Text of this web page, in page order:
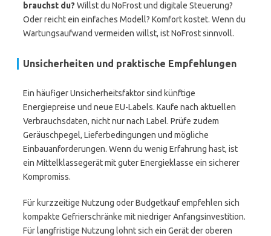
brauchst du? Willst du NoFrost und digitale Steuerung?
Oder reicht ein einfaches Modell? Komfort kostet. Wenn du
Wartungsaufwand vermeiden willst, ist NoFrost sinnvoll.
Unsicherheiten und praktische Empfehlungen
Ein häufiger Unsicherheitsfaktor sind künftige
Energiepreise und neue EU-Labels. Kaufe nach aktuellen
Verbrauchsdaten, nicht nur nach Label. Prüfe zudem
Geräuschpegel, Lieferbedingungen und mögliche
Einbauanforderungen. Wenn du wenig Erfahrung hast, ist
ein Mittelklassegerät mit guter Energieklasse ein sicherer
Kompromiss.
Für kurzzeitige Nutzung oder Budgetkauf empfehlen sich
kompakte Gefrierschränke mit niedriger Anfangsinvestition.
Für langfristige Nutzung lohnt sich ein Gerät der oberen